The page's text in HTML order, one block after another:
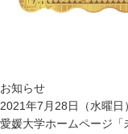
お知らせ
2021年7月28日（水曜日）
愛媛大学ホームページ